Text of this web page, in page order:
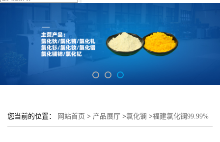
您当前的位置： 网站首页 > 产品展厅 >氯化镧 >福建氯化镧99.99%